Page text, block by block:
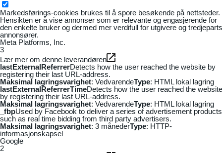
Markedsførings-cookies brukes til å spore besøkende på nettsteder.
Hensikten er å vise annonser som er relevante og engasjerende for
den enkelte bruker og dermed mer verdifull for utgivere og tredjeparts
annonsører.
Meta Platforms, Inc.
3
Lær mer om denne leverandøren
lastExternalReferrerDetects how the user reached the website by
registering their last URL-address.
Maksimal lagringsvarighet: VedvarendeType: HTML lokal lagring
lastExternalReferrerTimeDetects how the user reached the website
by registering their last URL-address.
Maksimal lagringsvarighet: VedvarendeType: HTML lokal lagring
_fbpUsed by Facebook to deliver a series of advertisement products
such as real time bidding from third party advertisers.
Maksimal lagringsvarighet: 3 månederType: HTTP-
informasjonskapsel
Google
2